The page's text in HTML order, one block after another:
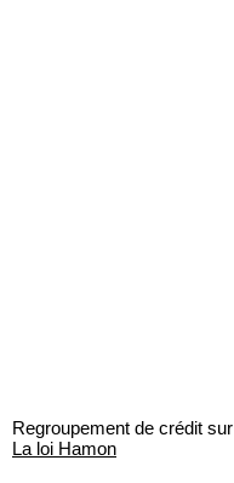
Regroupement de crédit sur
La loi Hamon